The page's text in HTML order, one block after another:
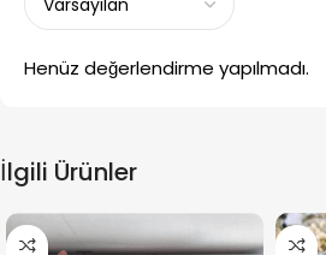
Henüz değerlendirme yapılmadı.
İlgili Ürünler